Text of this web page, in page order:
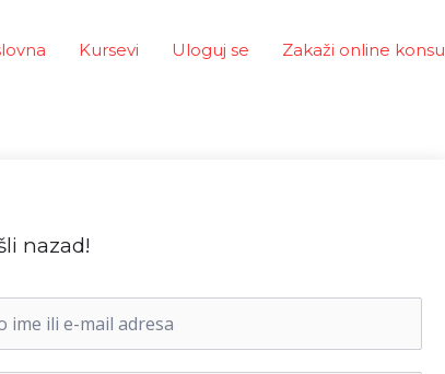
Kursevi Uloguj se Zakaži online
nazad!